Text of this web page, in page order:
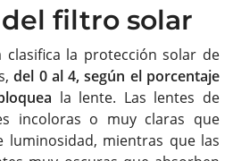
filtro solar
clasifica la protección solar de
del 0 al 4, según el porcentaje
la lente. Las lentes de
incoloras o muy claras que
luminosidad, mientras que las